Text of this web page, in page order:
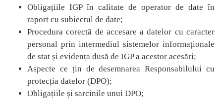
Obligațiile IGP în calitate de operator de date în
raport cu subiectul de date;
Procedura corectă de accesare a datelor cu caracter
personal prin intermediul sistemelor informaționale
de stat și evidența dusă de IGP a acestor acesări;
Aspecte ce țin de desemnarea Responsabilului cu
protecția datelor (DPO);
Obligațiile și sarcinile unui DPO;